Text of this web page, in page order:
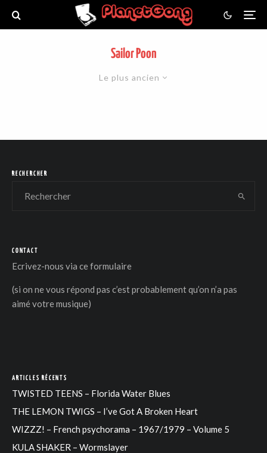
Sailor Poon
Le plus ancien
RECHERCHER
CONTACT
Ecrivez-nous via ce formulaire
(si on ne vous répond pas c’est probablement qu’on n’a pas
aimé votre musique)
ARTICLES RÉCENTS
TWISTED TEENS – Florida Water Blues
THE LEMON TWIGS – I’ve Got A Broken Heart
WIZZZ! – French psychorama – 1967/1979 – Volume 5
KULA SHAKER – Wormslayer